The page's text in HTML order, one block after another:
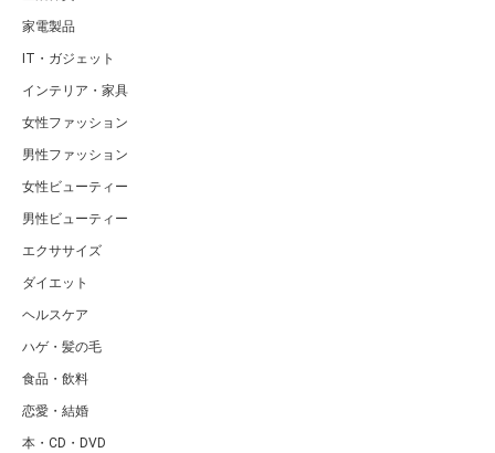
家電製品
IT・ガジェット
インテリア・家具
女性ファッション
男性ファッション
女性ビューティー
男性ビューティー
エクササイズ
ダイエット
ヘルスケア
ハゲ・髪の毛
食品・飲料
恋愛・結婚
本・CD・DVD